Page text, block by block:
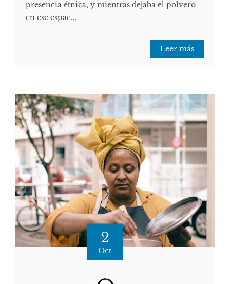
presencia étnica, y mientras dejaba el polvero
en ese espac...
Leer más
2
Oct